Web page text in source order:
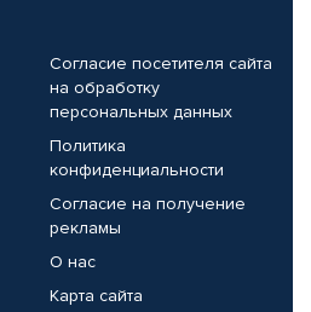
Согласие посетителя сайта
на обработку
персональных данных
Политика
конфиденциальности
Согласие на получение
рекламы
О нас
Карта сайта